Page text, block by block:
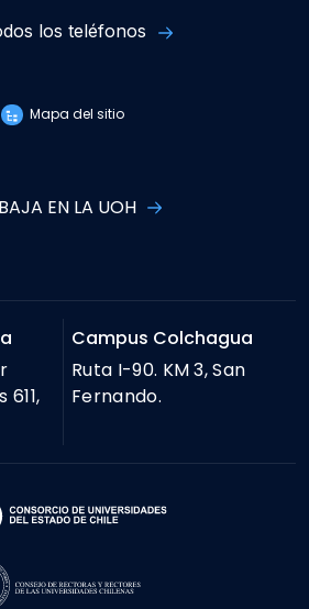
los teléfonos
Mapa del sitio
EN LA UOH
Campus Colchagua
Ruta I-90. KM 3, San
Fernando.